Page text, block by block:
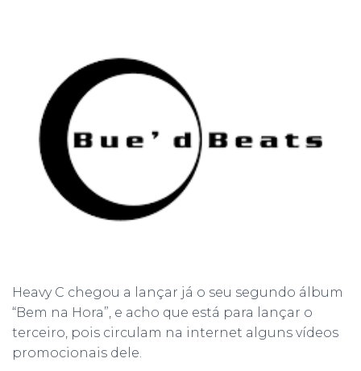
Heavy C chegou a lançar já o seu segundo álbum
“Bem na Hora”, e acho que está para lançar o
terceiro, pois circulam na internet alguns vídeos
promocionais dele.